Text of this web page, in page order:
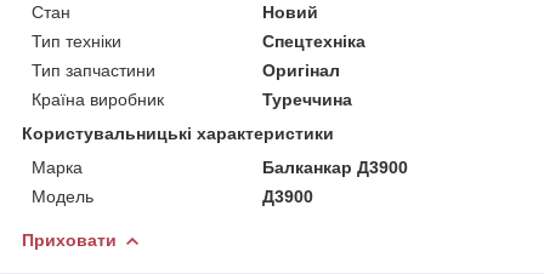
Стан
Новий
Тип техніки
Спецтехніка
Тип запчастини
Оригінал
Країна виробник
Туреччина
Користувальницькі характеристики
Марка
Балканкар Д3900
Модель
Д3900
Приховати